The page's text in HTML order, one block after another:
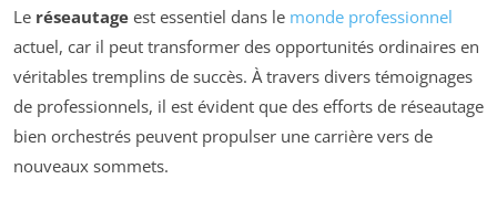
Le réseautage est essentiel dans le monde professionnel
actuel, car il peut transformer des opportunités ordinaires en
véritables tremplins de succès. À travers divers témoignages
de professionnels, il est évident que des efforts de réseautage
bien orchestrés peuvent propulser une carrière vers de
nouveaux sommets.